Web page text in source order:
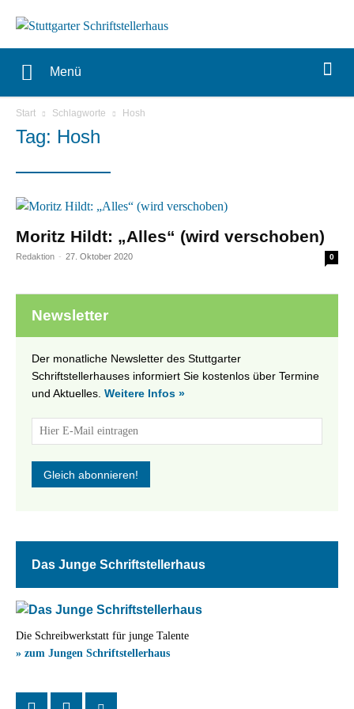
Menü
Start Schlagworte Hosh
Tag: Hosh
Moritz Hildt: „Alles“ (wird verschoben)
Redaktion - 27. Oktober 2020 0
Newsletter
Der monatliche Newsletter des Stuttgarter
Schriftstellerhauses informiert Sie kostenlos über Termine
und Aktuelles. Weitere Infos »
Das Junge Schriftstellerhaus
Die Schreibwerkstatt für junge Talente
» zum Jungen Schriftstellerhaus